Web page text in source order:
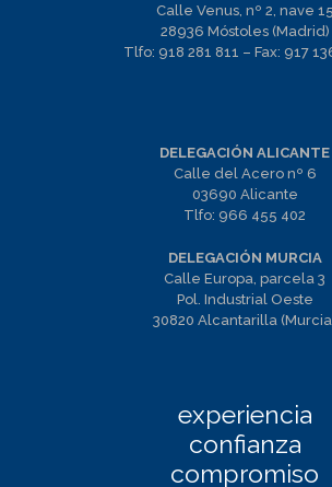
Calle Venus, nº 2, nave 15
28936 Móstoles (Madrid)
Tlfo: 918 281 811 – Fax: 917
DELEGACIÓN ALICANTE
Calle del Acero nº 6
03690 Alicante
Tlfo: 966 455 402
DELEGACIÓN MURCIA
Calle Europa, parcela 3
Pol. Industrial Oeste
30820 Alcantarilla
experiencia
confianza
compromiso